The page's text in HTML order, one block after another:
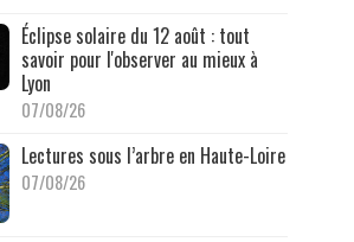
Éclipse solaire du 12 août : tout
savoir pour l'observer au mieux à
Lyon
07/08/26
Lectures sous l’arbre en Haute-Loire
07/08/26